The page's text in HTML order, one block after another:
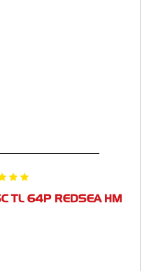
TL 64P REDSEA HM